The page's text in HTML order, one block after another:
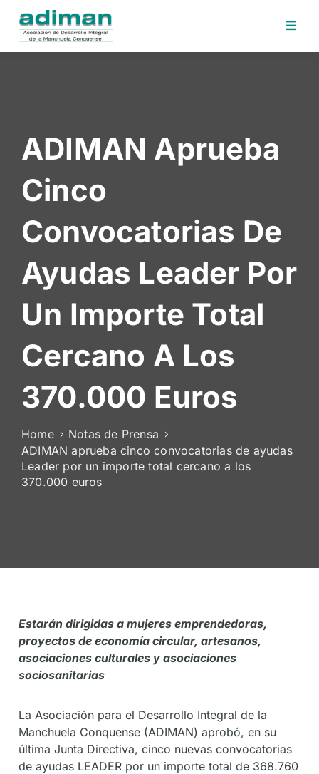
Desafios
Electrónica
Contratante
Noticias
Contacto
Area
Socios
ADIMAN Aprueba
Cinco
Convocatorias De
Ayudas Leader Por
Un Importe Total
Cercano A Los
370.000 Euros
Home
Notas de Prensa
ADIMAN aprueba cinco convocatorias de ayudas
Leader por un importe total cercano a los
370.000 euros
Estarán dirigidas a mujeres emprendedoras,
proyectos de economía circular, artesanos,
asociaciones culturales y asociaciones
sociosanitarias
La Asociación para el Desarrollo Integral de la
Manchuela Conquense (ADIMAN) aprobó, en su
última Junta Directiva, cinco nuevas convocatorias
de ayudas LEADER por un importe total de 368.760